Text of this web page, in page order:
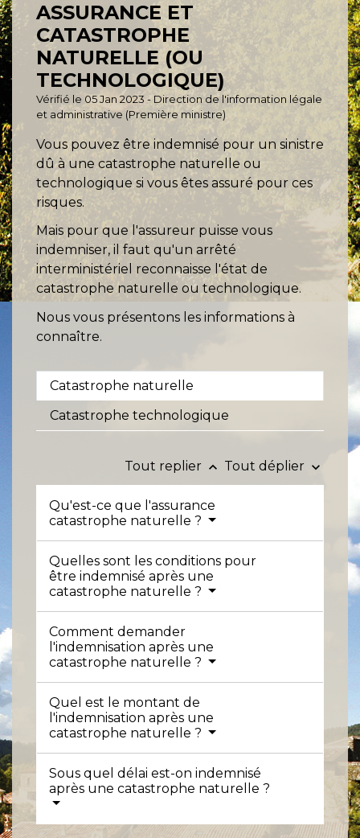
ASSURANCE ET
CATASTROPHE
NATURELLE (OU
TECHNOLOGIQUE)
Vérifié le 05 Jan 2023 - Direction de l'information légale
et administrative (Première ministre)
Vous pouvez être indemnisé pour un sinistre
dû à une catastrophe naturelle ou
technologique si vous êtes assuré pour ces
risques.
Mais pour que l'assureur puisse vous
indemniser, il faut qu'un arrêté
interministériel reconnaisse l'état de
catastrophe naturelle ou technologique.
Nous vous présentons les informations à
connaître.
Catastrophe naturelle
Catastrophe technologique
Tout replier keyboard_arrow_up Tout déplier keyboard_arrow_down
Qu'est-ce que l'assurance
catastrophe naturelle ?
Quelles sont les conditions pour
être indemnisé après une
catastrophe naturelle ?
Comment demander
l'indemnisation après une
catastrophe naturelle ?
Quel est le montant de
l'indemnisation après une
catastrophe naturelle ?
Sous quel délai est-on indemnisé
après une catastrophe naturelle ?